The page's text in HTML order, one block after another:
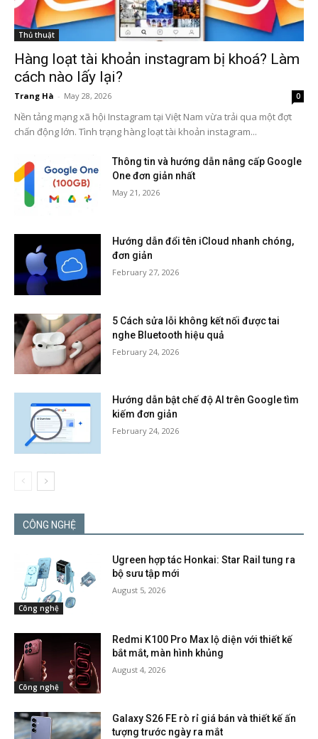
Thủ thuật
Hàng loạt tài khoản instagram bị khoá? Làm
cách nào lấy lại?
Trang Hà - May 28, 2026 0
Nền tảng mạng xã hội Instagram tại Việt Nam vừa trải qua một đợt
chấn động lớn. Tình trạng hàng loạt tài khoản instagram...
Thông tin và hướng dẫn nâng cấp Google
One đơn giản nhất
May 21, 2026
Hướng dẫn đổi tên iCloud nhanh chóng,
đơn giản
February 27, 2026
5 Cách sửa lỗi không kết nối được tai
nghe Bluetooth hiệu quả
February 24, 2026
Hướng dẫn bật chế độ AI trên Google tìm
kiếm đơn giản
February 24, 2026
CÔNG NGHỆ
Công nghệ
Ugreen hợp tác Honkai: Star Rail tung ra
bộ sưu tập mới
August 5, 2026
Công nghệ
Redmi K100 Pro Max lộ diện với thiết kế
bắt mắt, màn hình khủng
August 4, 2026
Galaxy S26 FE rò rỉ giá bán và thiết kế ấn
tượng trước ngày ra mắt